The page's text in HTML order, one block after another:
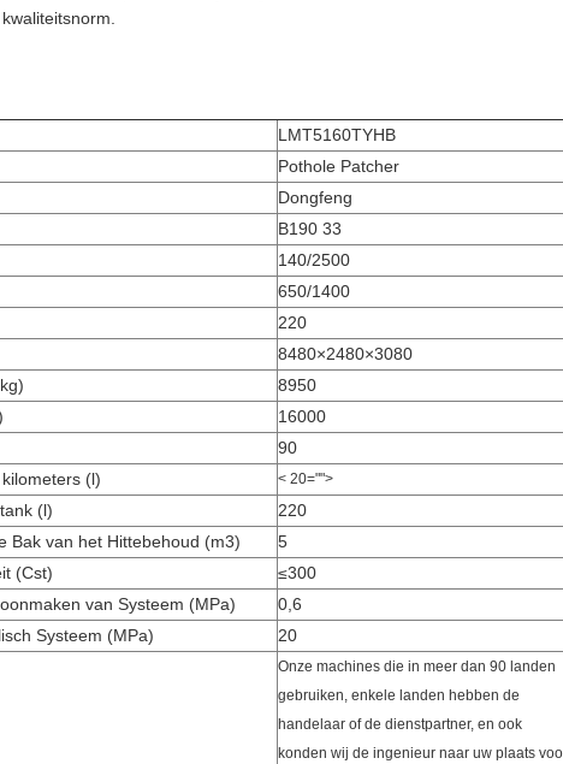
LMT5160TYHB
Pothole Patcher
Dongfeng
B190 33
140/2500
650/1400
220
8480×2480×3080
8950
16000
90
(l)
< 20="">
(l)
220
Bak van het Hittebehoud (m3)
5
(Cst)
≤300
van Systeem (MPa)
0,6
Systeem (MPa)
20
Onze machines die in meer dan 90 landen
gebruiken, enkele landen hebben de
handelaar of de dienstpartner, en ook
konden wij de ingenieur naar uw plaats